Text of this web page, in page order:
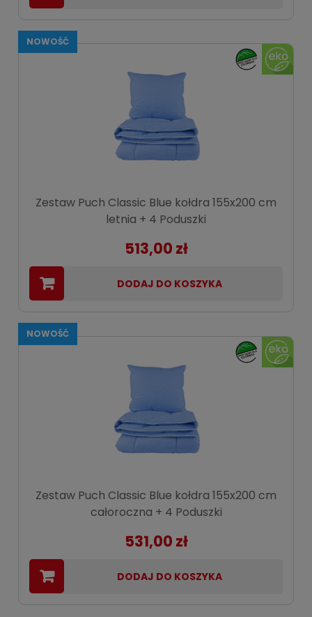
Zestaw Puch Classic Blue kołdra 155x200 cm
letnia + 4 Poduszki
513,00 zł
DODAJ DO KOSZYKA
NOWOŚĆ
Zestaw Puch Classic Blue kołdra 155x200 cm
całoroczna + 4 Poduszki
531,00 zł
DODAJ DO KOSZYKA
NOWOŚĆ